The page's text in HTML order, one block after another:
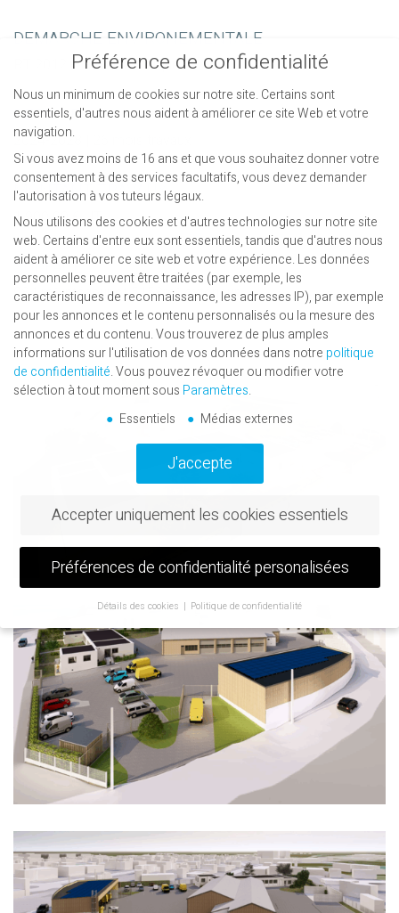
DEMARCHE ENVIRONEMENTALE
RT 2012 – Photovoltaïque
PERIODE
2024-2028 | 26 mois travaux
MONTANT TRAVAUX
1 900 00 € HT
SURFACE
984 m² intérieur et 5158m² extérieur
Préférence de confidentialité
Nous un minimum de cookies sur notre site. Certains sont
essentiels, d'autres nous aident à améliorer ce site Web et votre
navigation.
Si vous avez moins de 16 ans et que vous souhaitez donner votre
consentement à des services facultatifs, vous devez demander
l'autorisation à vos tuteurs légaux.
Nous utilisons des cookies et d'autres technologies sur notre site
web. Certains d'entre eux sont essentiels, tandis que d'autres nous
aident à améliorer ce site web et votre expérience. Les données
personnelles peuvent être traitées (par exemple, les
caractéristiques de reconnaissance, les adresses IP), par exemple
pour les annonces et le contenu personnalisés ou la mesure des
annonces et du contenu.Vous trouverez de plus amples
informations sur l'utilisation de vos données dans notre politique
de confidentialité.Vous pouvez révoquer ou modifier votre
sélection à tout moment sous Paramètres.
Essentiels
Médias externes
J'accepte
Accepter uniquement les cookies essentiels
Préférences de confidentialité personalisées
Détails des cookies Politique de confidentialité
Préférence de confidentialité
Si vous avez moins de 16 ans et que vous souhaitez donner votre
consentement à des services facultatifs, vous devez demander
l'autorisation à vos tuteurs légaux.
Nous utilisons des cookies et d'autres technologies sur notre site
web. Certains d'entre eux sont essentiels, tandis que d'autres nous
aident à améliorer ce site web et votre expérience.
Les données
personnelles peuvent être traitées (par exemple, les
caractéristiques de reconnaissance, les adresses IP), par exemple
annonces et du contenu.Vous trouverez de plus amples
informations sur l'utilisation de vos données dans notrepolitique
de confidentialité.
Vous trouverez ici un aperçu de tous les cookies utilisés. Vous
pouvez autoriser toutes les catégories ou afficher les